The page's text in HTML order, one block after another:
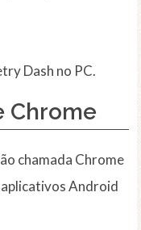
Dash no PC.
Chrome
chamada Chrome
Android